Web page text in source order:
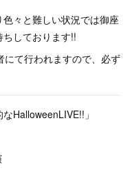
々と難しい状況では御座
しております!!
にて行われますので、必ず
HalloweenLIVE!!」